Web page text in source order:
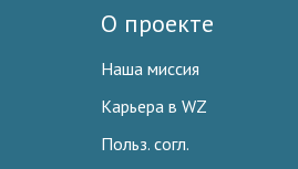
О проекте
Наша миссия
Карьера в WZ
Польз. согл.